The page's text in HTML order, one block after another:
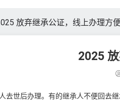
放弃继承公证，线上办理方
2025
去世后办理。有的继承人不便回去